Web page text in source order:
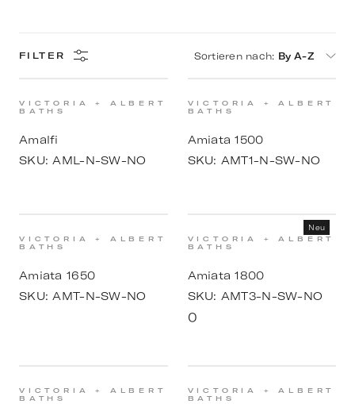
FILTER Sortieren nach: By A-Z
VICTORIA + ALBERT
BATHS
Amalfi
SKU:AML-N-SW-NO
VICTORIA + ALBERT
BATHS
Amiata 1500
SKU: AMT1-N-SW-NO
VICTORIA + ALBERT
BATHS
Amiata 1650
SKU:AMT-N-SW-NO
Neu
VICTORIA + ALBERT
BATHS
Amiata 1800
SKU: AMT3-N-SW-NO
0
VICTORIA + ALBERT
BATHS
VICTORIA + ALBERT
BATHS